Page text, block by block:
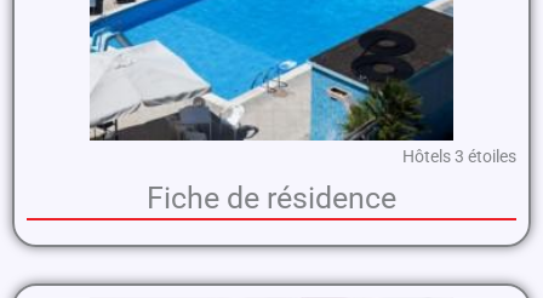
Hôtels 3 étoiles
Fiche de résidence